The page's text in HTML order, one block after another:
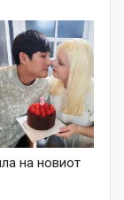
на новиот